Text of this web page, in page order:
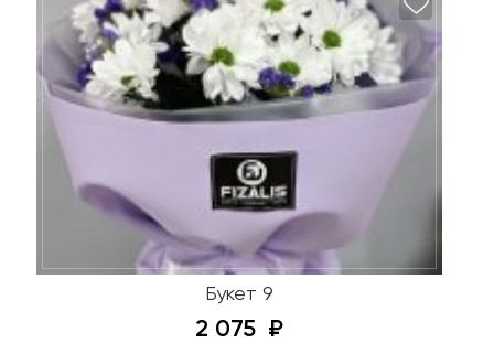
Букет 9
2 075